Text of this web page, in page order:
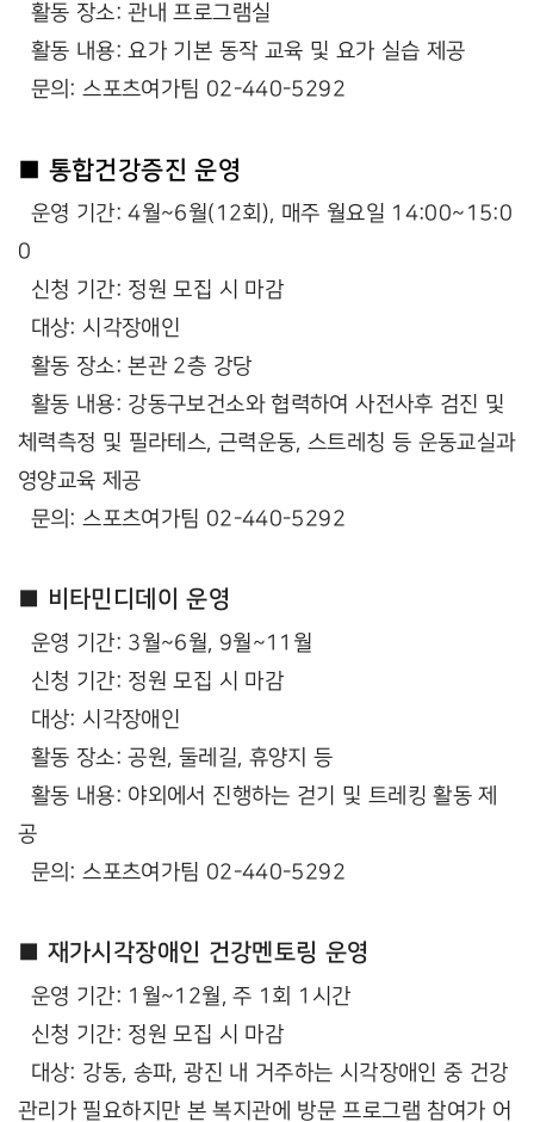
활동 장소: 관내 프로그램실
활동 내용: 요가 기본 동작 교육 및 요가 실습 제공
문의: 스포츠여가팀 02-440-5292
■ 통합건강증진 운영
운영 기간: 4월~6월(12회), 매주 월요일 14:00~15:0
0
신청 기간: 정원 모집 시 마감
대상: 시각장애인
활동 장소: 본관 2층 강당
활동 내용: 강동구보건소와 협력하여 사전사후 검진 및
체력측정 및 필라테스, 근력운동, 스트레칭 등 운동교실과
영양교육 제공
문의: 스포츠여가팀 02-440-5292
■ 비타민디데이 운영
운영 기간: 3월~6월, 9월~11월
신청 기간: 정원 모집 시 마감
대상: 시각장애인
활동 장소: 공원, 둘레길, 휴양지 등
활동 내용: 야외에서 진행하는 걷기 및 트레킹 활동 제
공
문의: 스포츠여가팀 02-440-5292
■ 재가시각장애인 건강멘토링 운영
운영 기간: 1월~12월, 주 1회 1시간
신청 기간: 정원 모집 시 마감
대상: 강동, 송파, 광진 내 거주하는 시각장애인 중 건강
관리가 필요하지만 본 복지관에 방문 프로그램 참여가 어